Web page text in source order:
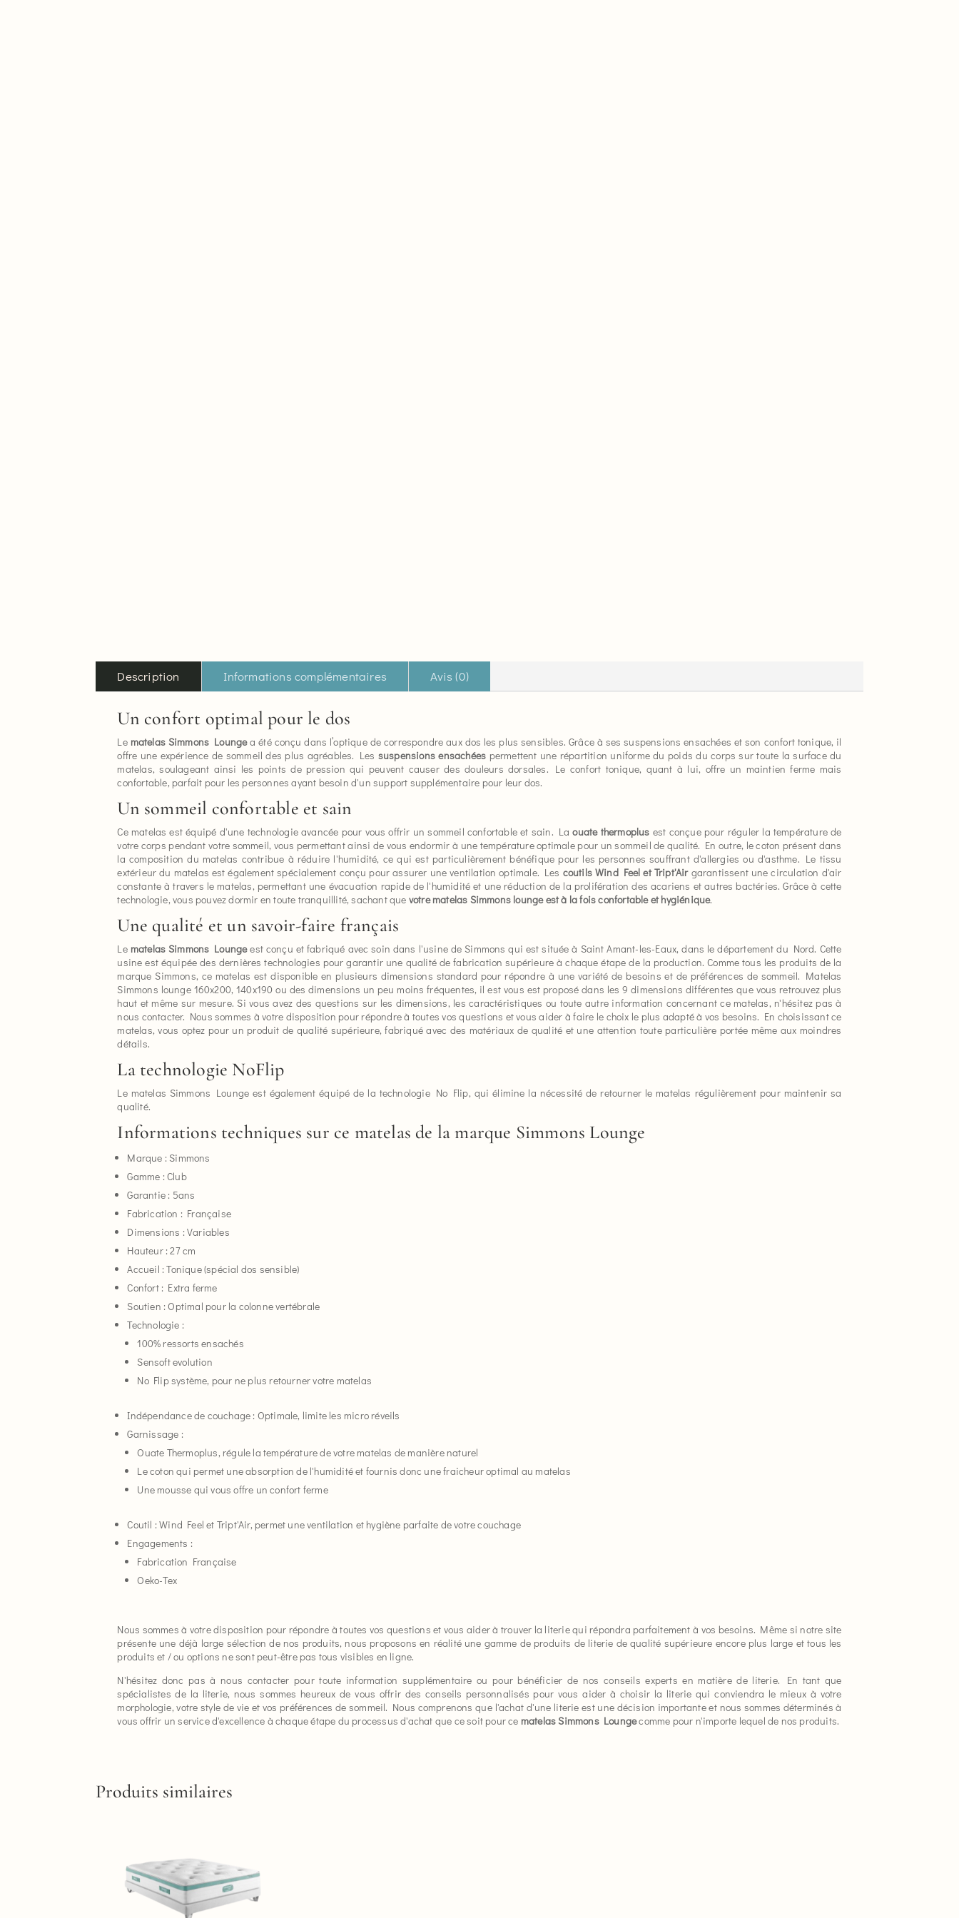
Description Informations complémentaires Avis (0)
Un confort optimal pour le dos
Le matelas Simmons Loungea été conçu dans l’optique de correspondre aux dos les plus sensibles. Grâce à ses suspensions ensachées et son confort tonique, il
offre une expérience de sommeil des plus agréables. Les suspensions ensachées permettent une répartition uniforme du poids du corps sur toute la surface du
matelas, soulageant ainsi les points de pression qui peuvent causer des douleurs dorsales. Le confort tonique, quant à lui, offre un maintien ferme mais
confortable, parfait pour les personnes ayant besoin d'un support supplémentaire pour leur dos.
Un sommeil confortable et sain
Ce matelas est équipé d'une technologie avancée pour vous offrir un sommeil confortable et sain. Laouate thermoplus est conçue pour réguler la température de
votre corps pendant votre sommeil, vous permettant ainsi de vous endormir à une température optimale pour un sommeil de qualité. En outre, le coton présent dans
la composition du matelas contribue à réduire l'humidité, ce qui est particulièrement bénéfique pour les personnes souffrant d'allergies ou d'asthme. Le tissu
extérieur du matelas est également spécialement conçu pour assurer une ventilation optimale. Les coutils Wind Feel et Tript'Airgarantissent une circulation d'air
constante à travers le matelas, permettant une évacuation rapide de l'humidité et une réduction de la prolifération des acariens et autres bactéries. Grâce à cette
technologie, vous pouvez dormir en toute tranquillité, sachant que votre matelas Simmons lounge est à la fois confortable et hygiénique.
Une qualité et un savoir-faire français
Le matelas Simmons Loungeest conçu et fabriqué avec soin dans l'usine de Simmons qui est située à Saint Amant-les-Eaux, dans le département du Nord. Cette
usine est équipée des dernières technologies pour garantir une qualité de fabrication supérieure à chaque étape de la production. Comme tous les produits de la
marque Simmons, ce matelas est disponible en plusieurs dimensions standard pour répondre à une variété de besoins et de préférences de sommeil. Matelas
Simmons lounge 160x200, 140x190 ou des dimensions un peu moins fréquentes, il est vous est proposé dans les 9 dimensions différentes que vous retrouvez plus
haut et même sur mesure. Si vous avez des questions sur les dimensions, les caractéristiques ou toute autre information concernant ce matelas, n'hésitez pas à
nous contacter. Nous sommes à votre disposition pour répondre à toutes vos questions et vous aider à faire le choix le plus adapté à vos besoins. En choisissant ce
matelas, vous optez pour un produit de qualité supérieure, fabriqué avec des matériaux de qualité et une attention toute particulière portée même aux moindres
détails.
La technologie NoFlip
Le matelas Simmons Lounge est également équipé de la technologie No Flip, qui élimine la nécessité de retourner le matelas régulièrement pour maintenir sa
qualité.
Informations techniques sur ce matelas de la marque Simmons Lounge
Marque : Simmons
Gamme : Club
Garantie : 5ans
Fabrication : Française
Dimensions : Variables
Hauteur : 27 cm
Accueil : Tonique (spécial dos sensible)
Confort : Extra ferme
Soutien : Optimal pour la colonne vertébrale
Technologie :
100% ressorts ensachés
Sensoft evolution
No Flip système, pour ne plus retourner votre matelas
Indépendance de couchage : Optimale, limite les micro réveils
Garnissage :
Ouate Thermoplus, régule la température de votre matelas de manière naturel
Le coton qui permet une absorption de l'humidité et fournis donc une fraicheur optimal au matelas
Une mousse qui vous offre un confort ferme
Coutil : Wind Feel et Tript'Air, permet une ventilation et hygiène parfaite de votre couchage
Engagements :
Fabrication Française
Oeko-Tex
Nous sommes à votre disposition pour répondre à toutes vos questions et vous aider à trouver la literie qui répondra parfaitement à vos besoins. Même si notre site
présente une déjà large sélection de nos produits, nous proposons en réalité une gamme de produits de literie de qualité supérieure encore plus large et tous les
produits et / ou options ne sont peut-être pas tous visibles en ligne.
N'hésitez donc pas à nous contacter pour toute information supplémentaire ou pour bénéficier de nos conseils experts en matière de literie. En tant que
spécialistes de la literie, nous sommes heureux de vous offrir des conseils personnalisés pour vous aider à choisir la literie qui conviendra le mieux à votre
morphologie, votre style de vie et vos préférences de sommeil. Nous comprenons que l'achat d'une literie est une décision importante et nous sommes déterminés à
vous offrir un service d'excellence à chaque étape du processus d'achat que ce soit pour ce matelas Simmons Loungecomme pour n'importe lequel de nos produits.
Produits similaires
plusieurs
variations.